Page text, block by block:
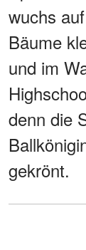
wuchs
Bäume
und im
denn die
gekrönt.